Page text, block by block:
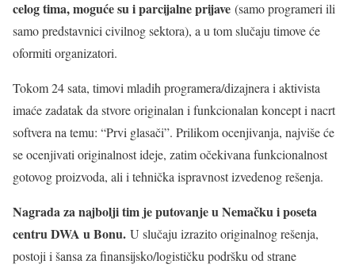
celog tima, moguće su i parcijalne prijave (samo programeri ili
samo predstavnici civilnog sektora), a u tom slučaju timove će
oformiti organizatori.
Tokom 24 sata, timovi mladih programera/dizajnera i aktivista
imaće zadatak da stvore originalan i funkcionalan koncept i nacrt
softvera na temu: “Prvi glasači”. Prilikom ocenjivanja, najviše će
se ocenjivati originalnost ideje, zatim očekivana funkcionalnost
gotovog proizvoda, ali i tehnička ispravnost izvedenog rešenja.
Nagrada za najbolji tim je putovanje u Nemačku i poseta
centru DWA u Bonu. U slučaju izrazito originalnog rešenja,
postoji i šansa za finansijsko/logističku podršku od strane